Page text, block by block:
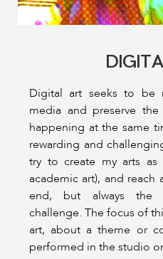
Digital art seeks to be
media and preserve
happening at the same
rewarding and
try to create my arts
academic art), and
end, but always the
challenge. The focus of
art, about a theme or
performed in the studio